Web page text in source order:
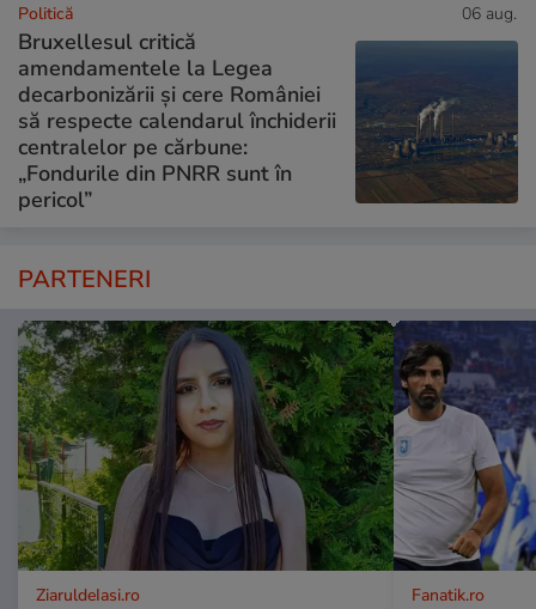
Politică 06 aug.
Bruxellesul critică
amendamentele la Legea
decarbonizării și cere României
să respecte calendarul închiderii
centralelor pe cărbune:
„Fondurile din PNRR sunt în
pericol”
PARTENERI
ZiaruldeIasi.ro Fanatik.ro